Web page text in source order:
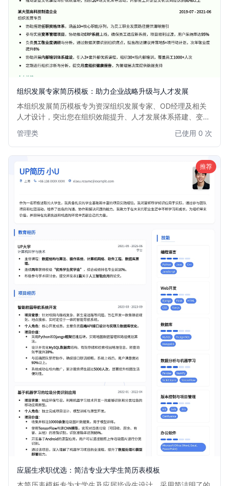
组织发展专家简历模板：助力企业战略升级与人才发展
本组织发展简历模板专为资深组织发展专家、OD经理及相关
人才设计，突出您在组织效能提升、人才发展体系搭建、变革
晰，重点突出，助您在众多求职者中脱颖而出，获得理想的组
织发展职位。
管理类 已使用 0 次
推荐
应届生求职优选：简洁专业大学生简历表模板